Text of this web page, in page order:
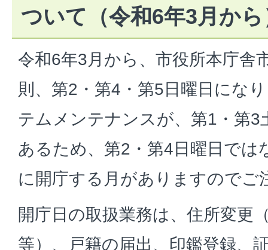
ついて（令和6年3月から
令和6年3月から、市役所本庁舎
則、第2・第4・第5日曜日にな
テムメンテナンスが、第1・第3
あるため、第2・第4日曜日では
に開庁する月がありますのでご
開庁日の取扱業務は、住所変更
等）、戸籍の届出、印鑑登録、